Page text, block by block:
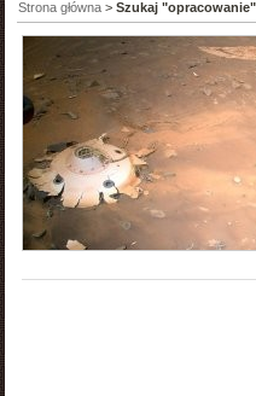
Strona główna> Szukaj "opracowanie"